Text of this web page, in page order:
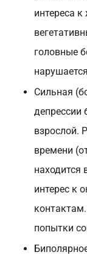
интереса
головные
Сильная
депрессии
взрослой.
времени
находится
интерес к
попытки